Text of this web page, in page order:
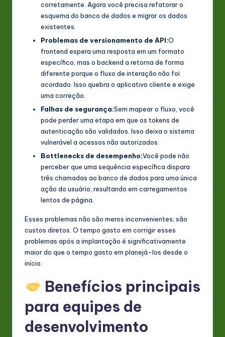
corretamente. Agora você precisa refatorar o
esquema do banco de dados e migrar os dados
existentes.
Problemas de versionamento de API:O
frontend espera uma resposta em um formato
específico, mas o backend a retorna de forma
diferente porque o fluxo de interação não foi
acordado. Isso quebra o aplicativo cliente e exige
uma correção.
Falhas de segurança:Sem mapear o fluxo, você
pode perder uma etapa em que os tokens de
autenticação são validados. Isso deixa o sistema
vulnerável a acessos não autorizados.
Bottlenecks de desempenho:Você pode não
perceber que uma sequência específica dispara
três chamadas ao banco de dados para uma única
ação do usuário, resultando em carregamentos
lentos de página.
Esses problemas não são meros inconvenientes; são
custos diretos. O tempo gasto em corrigir esses
problemas após a implantação é significativamente
maior do que o tempo gasto em planejá-los desde o
início.
Benefícios principais
para equipes de
desenvolvimento